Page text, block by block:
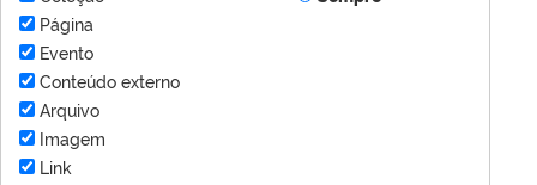
Página
Evento
Conteúdo externo
Arquivo
Imagem
Link